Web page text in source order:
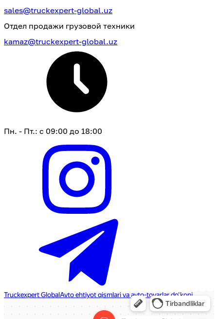
sales@truckexpert-global.uz
Отдел продажи грузовой техники
kamaz@truckexpert-global.uz
Пн. - Пт.: с 09:00 до 18:00